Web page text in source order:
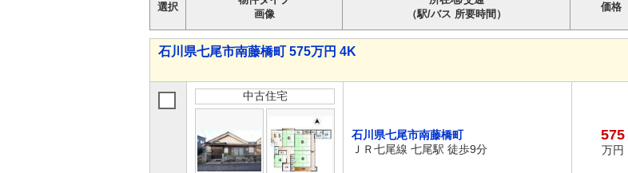
選択
画像
（駅/バス 所要時間）
価格
石川県七尾市南藤橋町 575万円 4K
中古住宅
石川県七尾市南藤橋町
ＪＲ七尾線 七尾駅 徒歩9分
575
万円